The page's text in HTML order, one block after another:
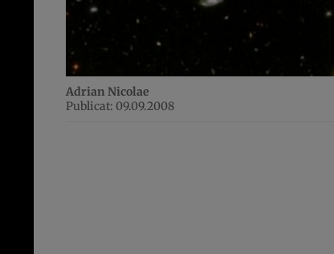
Adrian Nicolae
Publicat: 09.09.2008